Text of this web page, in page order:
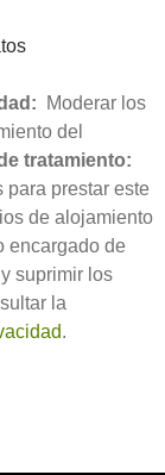
Moderar los
del
tratamiento:
para prestar este
de alojamiento
encargado de
suprimir los
la
.